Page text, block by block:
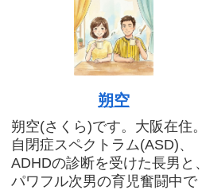
朔空
朔空(さくら)です。大阪在住。
自閉症スペクトラム(ASD)、
ADHDの診断を受けた長男と、
パワフル次男の育児奮闘中で